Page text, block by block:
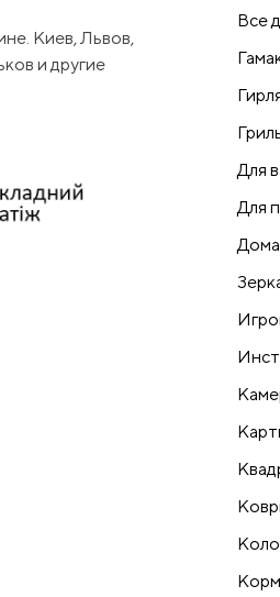
Киев, Львов,
и другие
Все
Для
Для